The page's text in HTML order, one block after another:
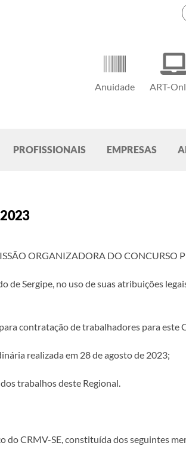
Anuidade ART-
PROFISSIONAIS EMPRESAS
ORGANIZADORA DO CONCURSO
Sergipe, no uso de suas atribuições
contratação de trabalhadores para este
realizada em 28 de agosto de 2023;
trabalhos deste Regional.
do CRMV-SE, constituída dos seguintes